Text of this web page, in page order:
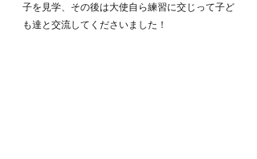
子を見学、その後は大使自ら練習に交じって子ど
も達と交流してくださいました！